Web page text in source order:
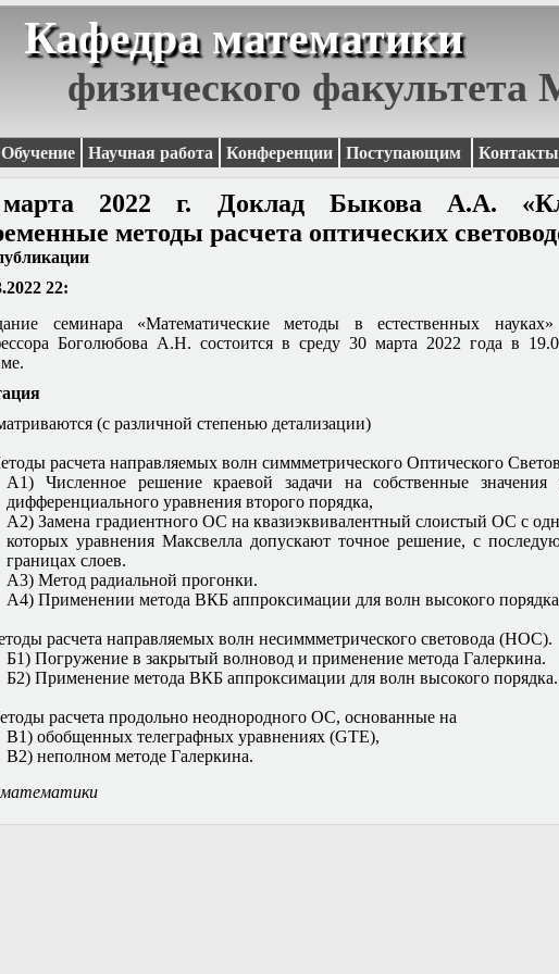
Кафедра математики
физического
Обучение Научная работа Конференции Поступающим Контакты
2022 г. Доклад Быкова А.А.
методы расчета оптических
22:
семинара «Математические методы в естественных
Боголюбова А.Н. состоится в среду 30 марта 2022 года в
(с различной степенью детализации)
расчета направляемых волн симмметрического Оптического
А1) Численное решение краевой задачи на собственные значения
дифференциального уравнения второго порядка,
А2) Замена градиентного ОС на квазиэквивалентный слоистый ОС с
которых уравнения Максвелла допускают точное решение, с
границах слоев.
А3) Метод радиальной прогонки.
А4) Применении метода ВКБ аппроксимации для волн высокого
расчета направляемых волн несиммметрического световода (НОС).
Б1) Погружение в закрытый волновод и применение метода Галеркина.
Б2) Применение метода ВКБ аппроксимации для волн высокого порядка.
расчета продольно неоднородного ОС, основанные на
В1) обобщенных телеграфных уравнениях (GTE),
В2) неполном методе Галеркина.